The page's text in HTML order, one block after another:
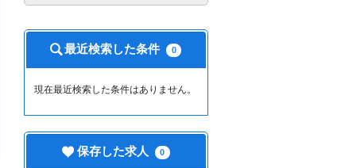
最近検索した条件 0
現在最近検索した条件はありません。
保存した求人 0